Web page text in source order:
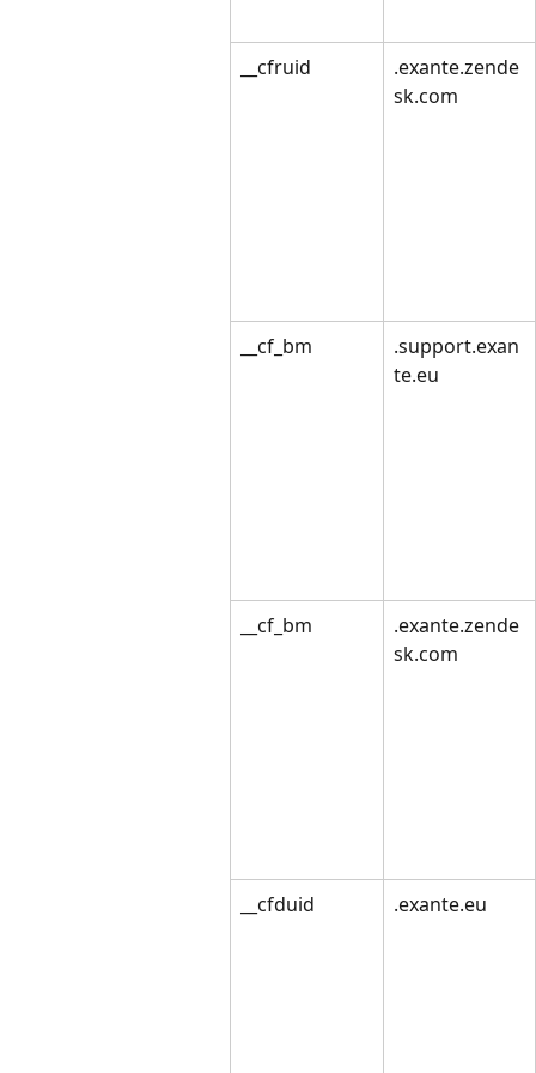
__cfruid
.exante.zende
sk.com
__cf_bm
.support.exan
te.eu
__cf_bm
.exante.zende
sk.com
__cfduid .exante.eu